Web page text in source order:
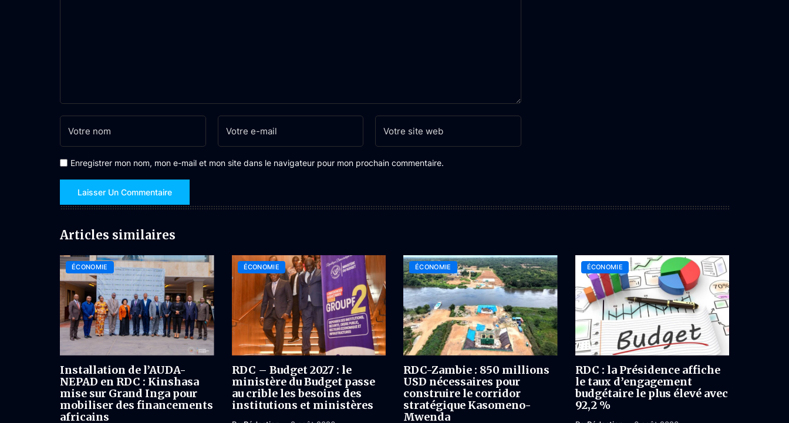
Enregistrer mon nom, mon e-mail et mon site dans le navigateur pour mon prochain commentaire.
Articles similaires
ÉCONOMIE
Installation de l’AUDA-
NEPAD en RDC : Kinshasa
mise sur Grand Inga pour
mobiliser des financements
africains
ÉCONOMIE
RDC – Budget 2027 : le
ministère du Budget passe
au crible les besoins des
institutions et ministères
ÉCONOMIE
RDC-Zambie : 850 millions
USD nécessaires pour
construire le corridor
stratégique Kasomeno-
Mwenda
ÉCONOMIE
RDC : la Présidence affiche
le taux d’engagement
budgétaire le plus élevé avec
92,2 %